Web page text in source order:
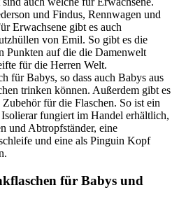
und Findus, Rennwagen und
Erwachsene gibt es auch
von Emil. So gibt es die
Punkten auf die die Damenwelt
für die Herren Welt.
für Babys, so dass auch Babys aus
trinken können. Außerdem gibt es
für die Flaschen. So ist ein
fungiert im Handel erhältlich,
und Abtropfständer, eine
und eine als Pinguin Kopf
für Babys und